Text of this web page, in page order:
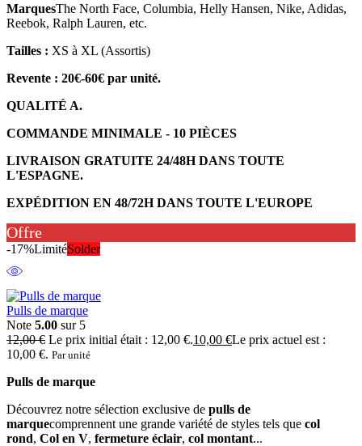
MarquesThe North Face, Columbia, Helly Hansen, Nike, Adidas,
Reebok, Ralph Lauren, etc.
Tailles : XS à XL (Assortis)
Revente : 20€-60€ par unité.
QUALITÉ A.
COMMANDE MINIMALE - 10 PIÈCES
LIVRAISON GRATUITE 24/48H DANS TOUTE
L'ESPAGNE.
EXPÉDITION EN 48/72H DANS TOUTE L'EUROPE
Offre
-17%LimitéSolder
Pulls de marque
Note 5.00 sur 5
12,00€ Le prix initial était : 12,00 €.10,00 €Le prix actuel est :
10,00 €. Par unité
Pulls de marque
Découvrez notre sélection exclusive de pulls de
marquecomprennent une grande variété de styles tels que col
rond, Col en V, fermeture éclair, col montant...